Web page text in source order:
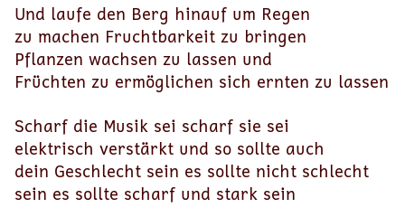
Und laufe den Berg hinauf um Regen
zu machen Fruchtbarkeit zu bringen
Pflanzen wachsen zu lassen und
Früchten zu ermöglichen sich ernten zu lassen
Scharf die Musik sei scharf sie sei
elektrisch verstärkt und so sollte auch
dein Geschlecht sein es sollte nicht schlecht
sein es sollte scharf und stark sein